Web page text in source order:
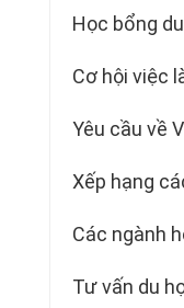
Học bổng
Cơ hội việc
Yêu cầu về
Xếp hạng
Các ngành
Tư vấn du